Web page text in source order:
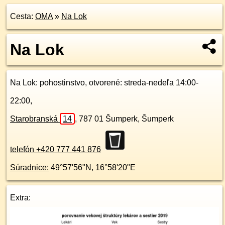
Cesta: OMA» Na Lok
Na Lok
Na Lok: pohostinstvo, otvorené: streda-nedeľa 14:00-
22:00,
Starobranská 14 , 787 01 Šumperk, Šumperk
telefón +420 777 441 876
Súradnice: 49°57'56"N , 16°58'20"E
Extra: